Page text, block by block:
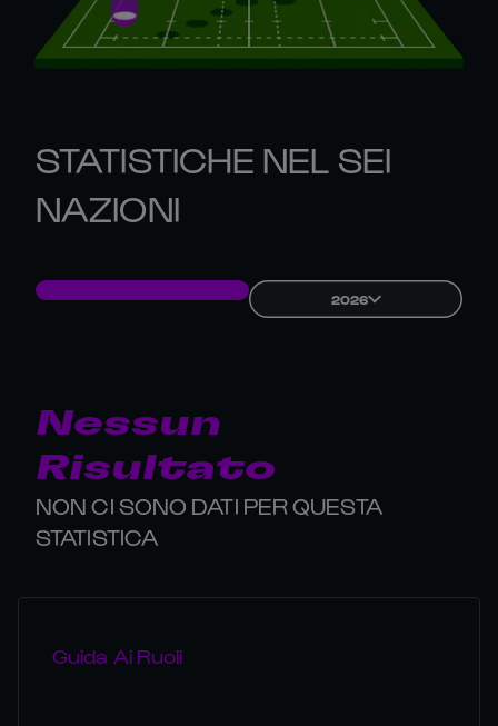
STATISTICHE NEL SEI
NAZIONI
2026
Nessun
Risultato
NON CI SONO DATI PER QUESTA
STATISTICA
Guida Ai Ruoli